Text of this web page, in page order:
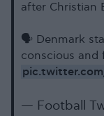
after Christian
🗣️ Denmark
conscious and
— Football